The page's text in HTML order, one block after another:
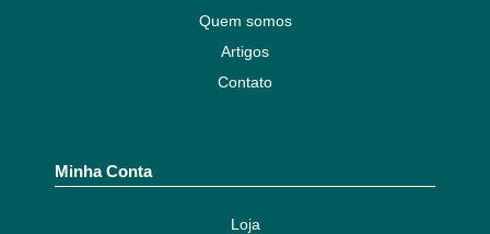
Quem somos
Artigos
Contato
Minha Conta
Loja